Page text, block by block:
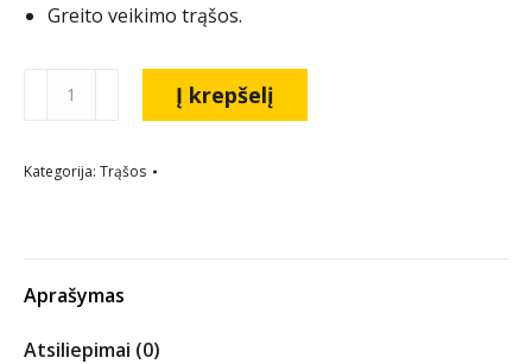
Greito veikimo trąšos.
Į krepšelį
Kategorija: Trąšos
Aprašymas
Atsiliepimai (0)